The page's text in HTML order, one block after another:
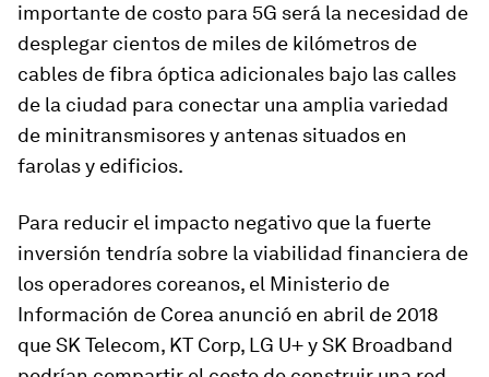
importante de costo para 5G será la necesidad de
desplegar cientos de miles de kilómetros de
cables de fibra óptica adicionales bajo las calles
de la ciudad para conectar una amplia variedad
de minitransmisores y antenas situados en
farolas y edificios.
Para reducir el impacto negativo que la fuerte
inversión tendría sobre la viabilidad financiera de
los operadores coreanos, el Ministerio de
Información de Corea anunció en abril de 2018
que SK Telecom, KT Corp, LG U+ y SK Broadband